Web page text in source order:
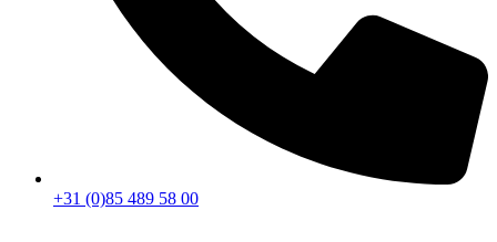
+31 (0)85 489 58 00